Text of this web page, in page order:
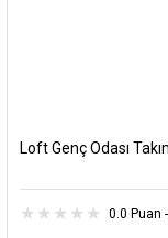
Loft Genç Odası
0.0 Puan